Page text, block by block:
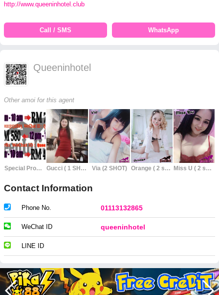
http://www.queeninhotel.club
Call / SMS WhatsApp
Queeninhotel
Other amoi for this agent
Special Promotion Package Gucci ( 1 SHOT) Via (2 SHOT) Orange ( 2 shots ) Miss U ( 2 shots )
Contact Information
Phone No. 01113132865
WeChat ID queeninhotel
LINE ID